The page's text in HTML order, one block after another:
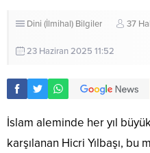
Dini (İlmihal) Bilgiler 37
23 Haziran 2025 11:52
İslam aleminde her yıl
karşılanan Hicri Yılbaşı, bu